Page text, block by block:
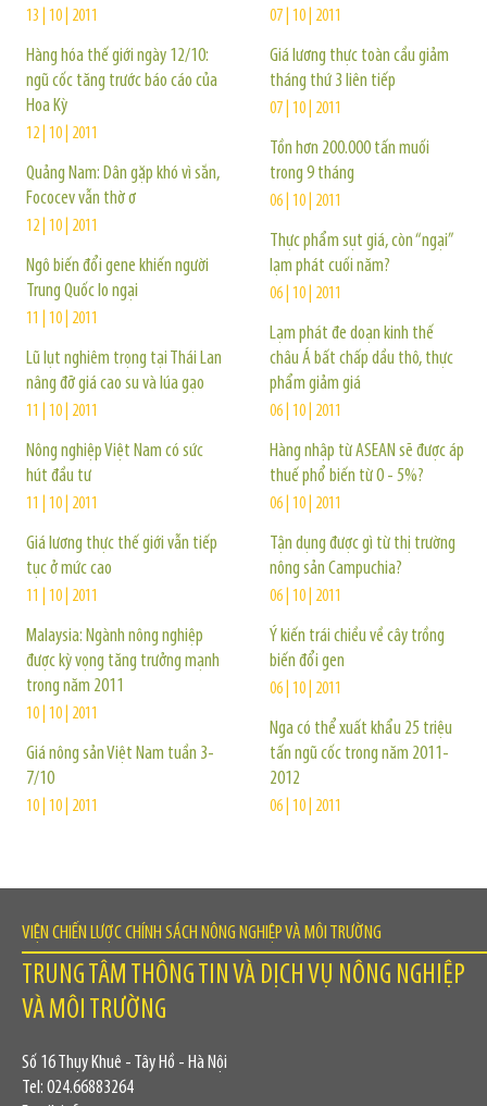
13 | 10 | 2011
Hàng hóa thế giới ngày 12/10:
ngũ cốc tăng trước báo cáo của
Hoa Kỳ
12 | 10 | 2011
Quảng Nam: Dân gặp khó vì sắn,
Fococev vẫn thờ ơ
12 | 10 | 2011
Ngô biến đổi gene khiến người
Trung Quốc lo ngại
11 | 10 | 2011
Lũ lụt nghiêm trọng tại Thái Lan
nâng đỡ giá cao su và lúa gạo
11 | 10 | 2011
Nông nghiệp Việt Nam có sức
hút đầu tư
11 | 10 | 2011
Giá lương thực thế giới vẫn tiếp
tục ở mức cao
11 | 10 | 2011
Malaysia: Ngành nông nghiệp
được kỳ vọng tăng trưởng mạnh
trong năm 2011
10 | 10 | 2011
Giá nông sản Việt Nam tuần 3-
7/10
10 | 10 | 2011
07 | 10 | 2011
Giá lương thực toàn cầu giảm
tháng thứ 3 liên tiếp
07 | 10 | 2011
Tồn hơn 200.000 tấn muối
trong 9 tháng
06 | 10 | 2011
Thực phẩm sụt giá, còn “ngại”
lạm phát cuối năm?
06 | 10 | 2011
Lạm phát đe doạn kinh thế
châu Á bất chấp dầu thô, thực
phẩm giảm giá
06 | 10 | 2011
Hàng nhập từ ASEAN sẽ được áp
thuế phổ biến từ 0 - 5%?
06 | 10 | 2011
Tận dụng được gì từ thị trường
nông sản Campuchia?
06 | 10 | 2011
Ý kiến trái chiều về cây trồng
biến đổi gen
06 | 10 | 2011
Nga có thể xuất khẩu 25 triệu
tấn ngũ cốc trong năm 2011-
2012
06 | 10 | 2011
VIỆN CHIẾN LƯỢC CHÍNH SÁCH NÔNG NGHIỆP VÀ MÔI TRƯỜNG
TRUNG TÂM THÔNG TIN VÀ DỊCH VỤ NÔNG NGHIỆP
VÀ MÔI TRƯỜNG
Số 16 Thụy Khuê - Tây Hồ - Hà Nội
Tel: 024.66883264